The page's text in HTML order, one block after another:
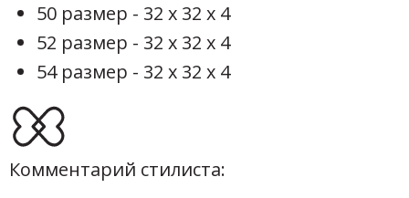
50 размер - 32 х 32 х 4
52 размер - 32 х 32 х 4
54 размер - 32 х 32 х 4
Комментарий стилиста: